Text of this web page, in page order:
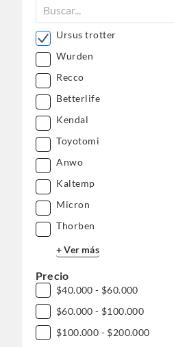
Ursus trotter
Wurden
Recco
Betterlife
Kendal
Toyotomi
Anwo
Kaltemp
Micron
Thorben
+ Ver más
Precio
$40.000 - $60.000
$60.000 - $100.000
$100.000 - $200.000